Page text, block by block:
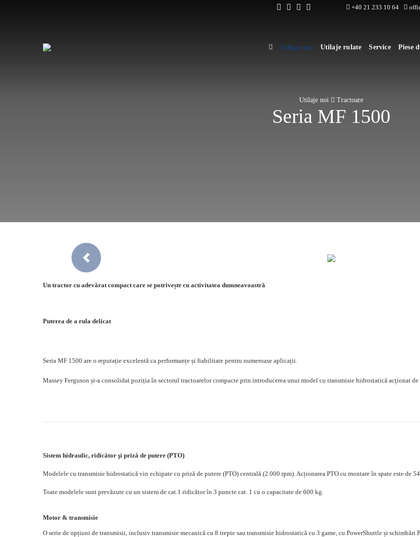
+40 21 233 10 64
Utilaje noi Utilaje rulate Service Piese
Utilaje noi Tractoare
Seria MF 1500
Previous
Un tractor cu adevărat compact care se potrivește cu activitatea dumneavoastră
Puterea de a rula delicat
Seria MF 1500 are o reputație excelentă ca performanțe și fiabilitate pentru numeroase aplicații.
Massey Ferguson și-a consolidat poziția în sectorul tractoarelor compacte prin introducerea unui model cu transmisie hidrostatică acționat
Sistem hidraulic, ridicător şi priză de putere (PTO)
Modelele cu transmisie hidrostatică vin echipate cu priză de putere (PTO) centrală (2.000 rpm). Acționarea PTO cu montare în spate este de
Toate modelele sunt prevăzute cu un sistem de cat.1 ridicător în 3 puncte cat. 1 cu o capacitate de 600 kg.
Motor & transmisie
O serie de opțiuni de transmisii, inclusiv transmisie mecanică cu 8 trepte sau transmisie hidrostatică cu 3 game, cu PowerShuttle și schimbări